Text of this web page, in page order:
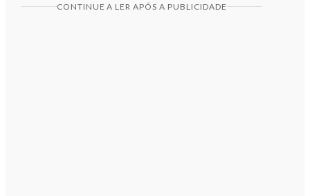
CONTINUE A LER APÓS A PUBLICIDADE